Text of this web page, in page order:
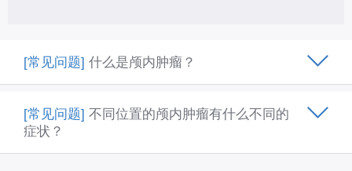
[常见问题] 什么是颅内肿瘤？
[常见问题] 不同位置的颅内肿瘤有什么不同的
症状？